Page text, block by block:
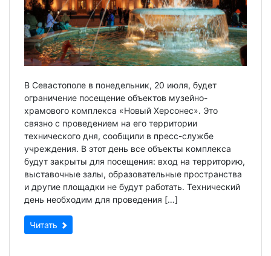
В Севастополе в понедельник, 20 июля, будет
ограничение посещение объектов музейно-
храмового комплекса «Новый Херсонес». Это
связно с проведением на его территории
технического дня, сообщили в пресс-службе
учреждения. В этот день все объекты комплекса
будут закрыты для посещения: вход на территорию,
выставочные залы, образовательные пространства
и другие площадки не будут работать. Технический
день необходим для проведения […]
Читать